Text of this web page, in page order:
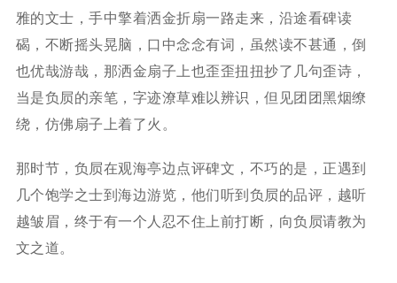
雅的文士，手中擎着洒金折扇一路走来，沿途看碑读
碣，不断摇头晃脑，口中念念有词，虽然读不甚通，倒
也优哉游哉，那洒金扇子上也歪歪扭扭抄了几句歪诗，
当是负屃的亲笔，字迹潦草难以辨识，但见团团黑烟缭
绕，仿佛扇子上着了火。
那时节，负屃在观海亭边点评碑文，不巧的是，正遇到
几个饱学之士到海边游览，他们听到负屃的品评，越听
越皱眉，终于有一个人忍不住上前打断，向负屃请教为
文之道。